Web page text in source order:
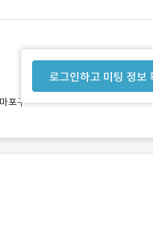
로그인하고 미팅 정보
포구